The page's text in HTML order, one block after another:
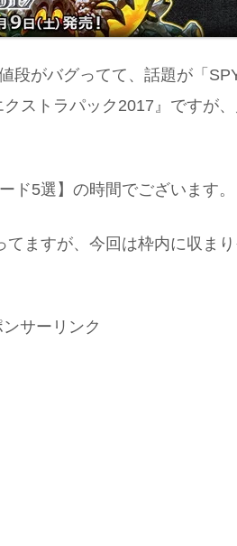
段がバグってて、話題が「
ストラパック2017』ですが
ド5選】の時間でございます。
ますが、今回は枠内に収ま
ンサーリンク